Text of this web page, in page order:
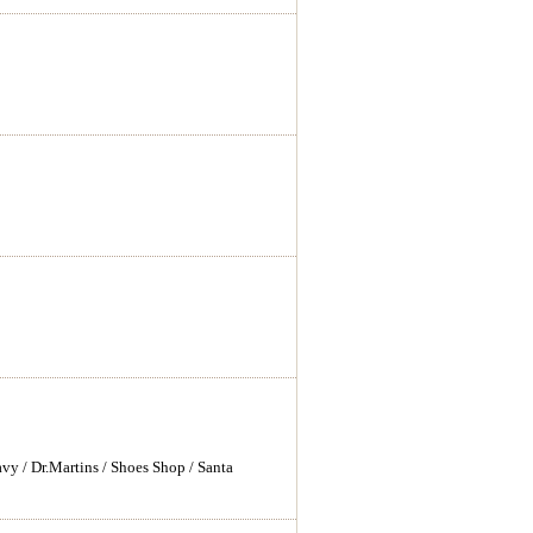
/ Dr.Martins / Shoes Shop / Santa